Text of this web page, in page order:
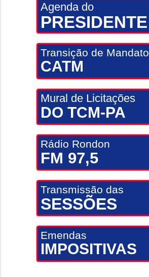
Agenda do
PRESIDENTE
Transição de Mandato
CATM
Mural de Licitações
DO TCM-PA
Rádio Rondon
FM 97,5
Transmissão das
SESSÕES
Emendas
IMPOSITIVAS